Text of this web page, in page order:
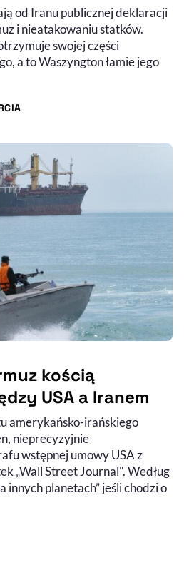
od Iranu publicznej deklaracji
i nieatakowaniu statków.
swojej części
a to Waszyngton łamie jego
kością
USA a Iranem
amerykańsko-irańskiego
nieprecyzyjnie
wstępnej umowy USA z
„Wall Street Journal". Według
innych planetach” jeśli chodzi o